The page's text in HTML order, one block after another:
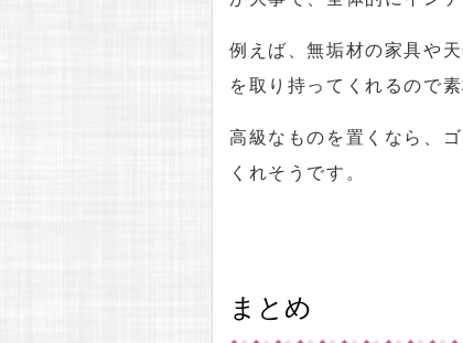
例えば、無垢材の家具や
を取り持ってくれるので
高級なものを置くなら、
くれそうです。
まとめ